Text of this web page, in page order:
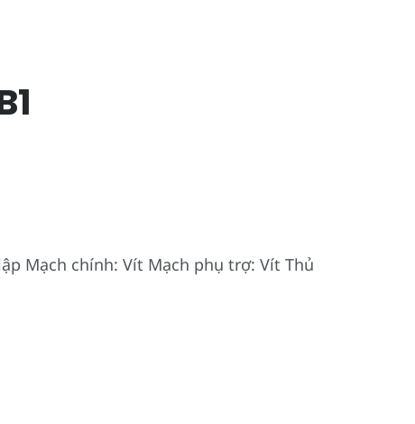
Mạch chính: Vít Mạch phụ trợ: Vít Thủ